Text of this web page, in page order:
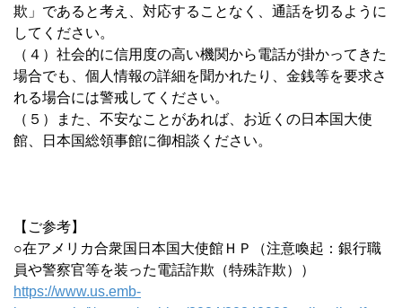
欺」であると考え、対応することなく、通話を切るように
してください。
（４）社会的に信用度の高い機関から電話が掛かってきた
場合でも、個人情報の詳細を聞かれたり、金銭等を要求さ
れる場合には警戒してください。
（５）また、不安なことがあれば、お近くの日本国大使
館、日本国総領事館に御相談ください。
【ご参考】
○在アメリカ合衆国日本国大使館ＨＰ（注意喚起：銀行職
員や警察官等を装った電話詐欺（特殊詐欺））
https://www.us.emb-